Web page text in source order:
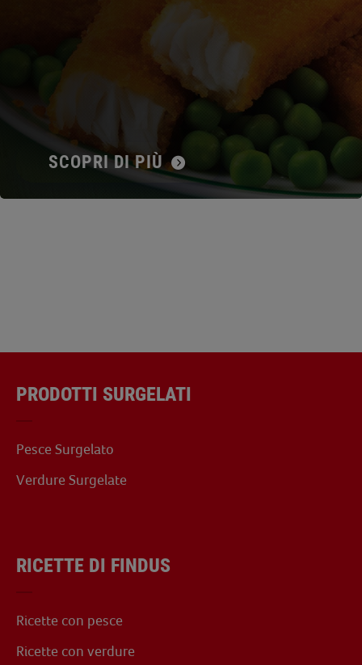
SCOPRI DI PIÙ
PRODOTTI SURGELATI
Pesce Surgelato
Verdure Surgelate
RICETTE DI FINDUS
Ricette con pesce
Ricette con verdure